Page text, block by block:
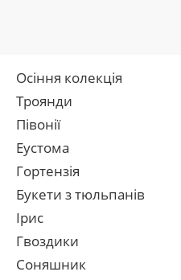
Осіння колекція
Троянди
Півонії
Еустома
Гортензія
Букети з тюльпанів
Ірис
Гвоздики
Соняшник